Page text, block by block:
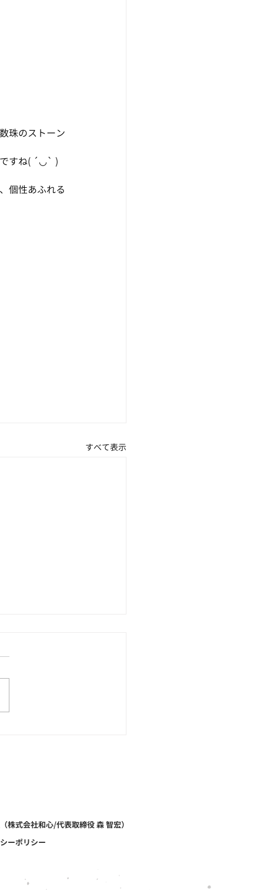
珠のストーン
ですね( ´◡` )
個性あふれる
すべて表示
株式会社和心/代表取締役 森 智宏）
ーポリシー